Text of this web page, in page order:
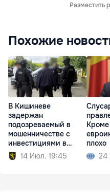
Разместить
Похожие
В Кишиневе
задержан
подозреваемый в
мошенничестве с
инвестициями в
недвижимость
14 Июл. 19:45
Кроме
плохо
24